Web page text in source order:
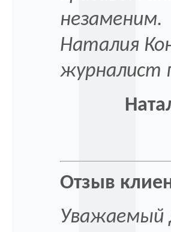
незаменим.
Наталия
журналист
Отзыв
Уважаемый